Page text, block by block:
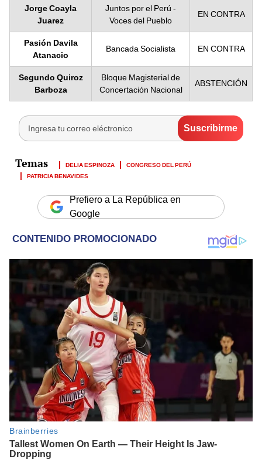
Jorge Coayla
Juarez
Juntos por el Perú -
Voces del Pueblo
EN CONTRA
Pasión Davila
Atanacio
Bancada Socialista EN CONTRA
Segundo Quiroz
Barboza
Bloque Magisterial de
Concertación Nacional
ABSTENCIÓN
DELIA ESPINOZA
CONGRESO DEL PERÚ
PATRICIA BENAVIDES
Prefiero a La República en
Google